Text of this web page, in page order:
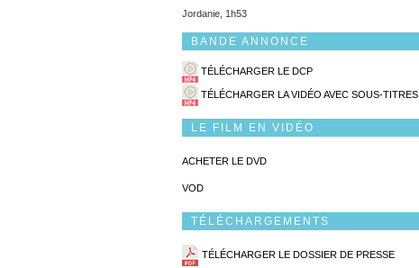
Jordanie, 1h53
BANDE ANNONCE
TÉLÉCHARGER LE DCP
TÉLÉCHARGER LA VIDÉO AVEC SOUS-TITRES
LE FILM EN VIDÉO
ACHETER LE DVD
VOD
TÉLÉCHARGEMENTS
TÉLÉCHARGER LE DOSSIER DE PRESSE